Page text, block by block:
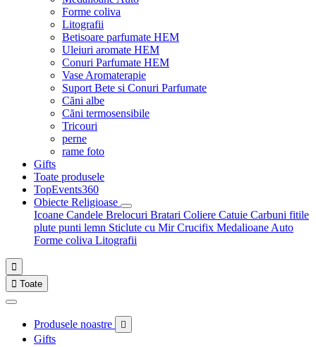
Forme coliva
Litografii
Betisoare parfumate HEM
Uleiuri aromate HEM
Conuri Parfumate HEM
Vase Aromaterapie
Suport Bete si Conuri Parfumate
Căni albe
Căni termosensibile
Tricouri
perne
rame foto
Gifts
Toate produsele
TopEvents360
Obiecte Religioase
Icoane Candele Brelocuri Bratari Coliere Catuie Carbuni fitile
plute punti lemn Sticlute cu MirCrucifix Medalioane Auto
Forme coliva Litografii

 Toate
Produsele noastre 
Gifts